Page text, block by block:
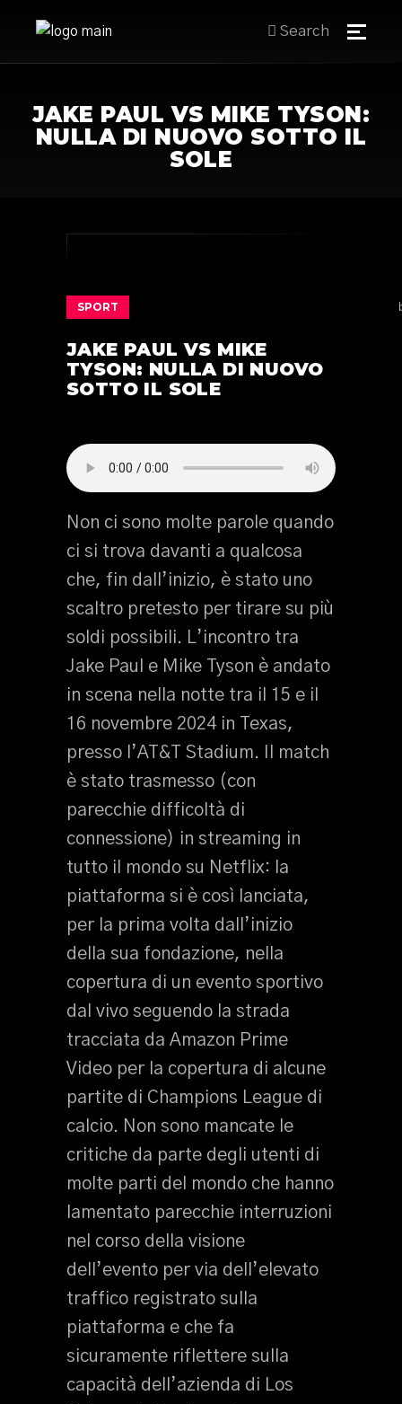
Search
JAKE PAUL VS MIKE TYSON:
NULLA DI NUOVO SOTTO IL
SOLE
SPORT
JAKE PAUL VS MIKE
TYSON: NULLA DI NUOVO
SOTTO IL SOLE
Non ci sono molte parole quando
ci si trova davanti a qualcosa
che, fin dall’inizio, è stato uno
scaltro pretesto per tirare su più
soldi possibili. L’incontro tra
Jake Paul e Mike Tyson è andato
in scena nella notte tra il 15 e il
16 novembre 2024 in Texas,
presso l’AT&T Stadium. Il match
è stato trasmesso (con
parecchie difficoltà di
connessione) in streaming in
tutto il mondo su Netflix: la
piattaforma si è così lanciata,
per la prima volta dall’inizio
della sua fondazione, nella
copertura di un evento sportivo
dal vivo seguendo la strada
tracciata da Amazon Prime
Video per la copertura di alcune
partite di Champions League di
calcio. Non sono mancate le
critiche da parte degli utenti di
molte parti del mondo che hanno
lamentato parecchie interruzioni
nel corso della visione
dell’evento per via dell’elevato
traffico registrato sulla
piattaforma e che fa
sicuramente riflettere sulla
capacità dell’azienda di Los